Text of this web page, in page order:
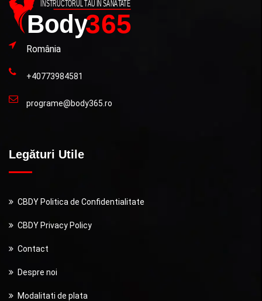
România
+40773984581
programe@body365.ro
Legături Utile
CBDY Politica de Confidentialitate
CBDY Privacy Policy
Contact
Despre noi
Modalitati de plata